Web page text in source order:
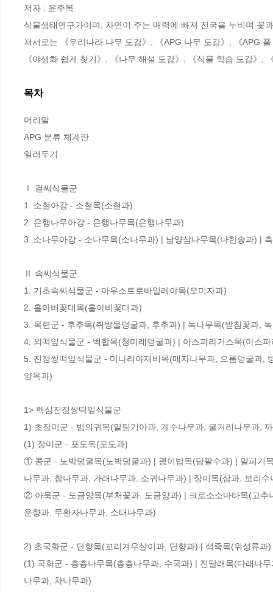
저자 : 윤주복
식물생태연구가이며, 자연이 주는 매력에 빠져 전국을 누비며 꽃
저서로는 《우리나라 나무 도감》, 《APG 나무 도감》, 《APG
《야생화 쉽게 찾기》, 《나무 해설 도감》, 《식물 학습 도감》,
목차
머리말
APG 분류 체계란
일러두기
Ⅰ 겉씨식물군
1. 소철아강 - 소철목(소철과)
2. 은행나무아강 - 은행나무목(은행나무과)
3. 소나무아강 - 소나무목(소나무과) | 남양삼나무목(나한송과) |
Ⅱ 속씨식물군
1. 기초속씨식물군 - 아우스트로바일레야목(오미자과)
2. 홀아비꽃대목(홀아비꽃대과)
3. 목련군 - 후추목(쥐방울덩굴과, 후추과) | 녹나무목(받침꽃과,
4. 외떡잎식물군 - 백합목(청미래덩굴과) | 아스파라거스목(아스
5. 진정쌍떡잎식물군 - 미나리아재비목(매자나무과, 으름덩굴과
양목과)
1> 핵심진정쌍떡잎식물군
1) 초장미군 - 범의귀목(알팅기아과, 계수나무과, 굴거리나무과,
(1) 장미군 - 포도목(포도과)
① 콩군 - 노박덩굴목(노박덩굴과) | 괭이밥목(담팔수과) | 말피기
나무과, 참나무과, 가래나무과, 소귀나무과) | 장미목(삼과, 보리
② 아욱군 - 도금양목(부처꽃과, 도금양과) | 크로소소마타목(고
운향과, 무환자나무과, 소태나무과)
2) 초국화군 - 단향목(꼬리겨우살이과, 단향과) | 석죽목(위성류과)
(1) 국화군 - 층층나무목(층층나무과, 수국과) | 진달래목(다래나
나무과, 차나무과)